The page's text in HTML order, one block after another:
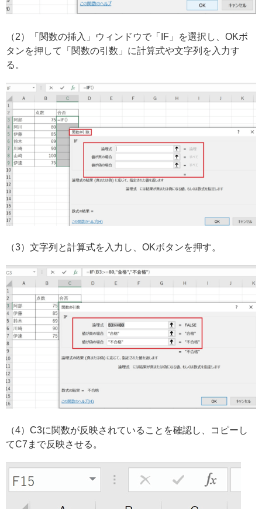
（2）「関数の挿入」ウィンドウで「IF」を選択し、OKボ
タンを押して「関数の引数」に計算式や文字列を入力す
る。
（3）文字列と計算式を入力し、OKボタンを押す。
（4）C3に関数が反映されていることを確認し、コピーし
てC7まで反映させる。